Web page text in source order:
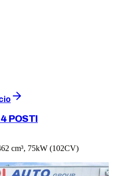
POSTI
cm³, 75kW (102CV)